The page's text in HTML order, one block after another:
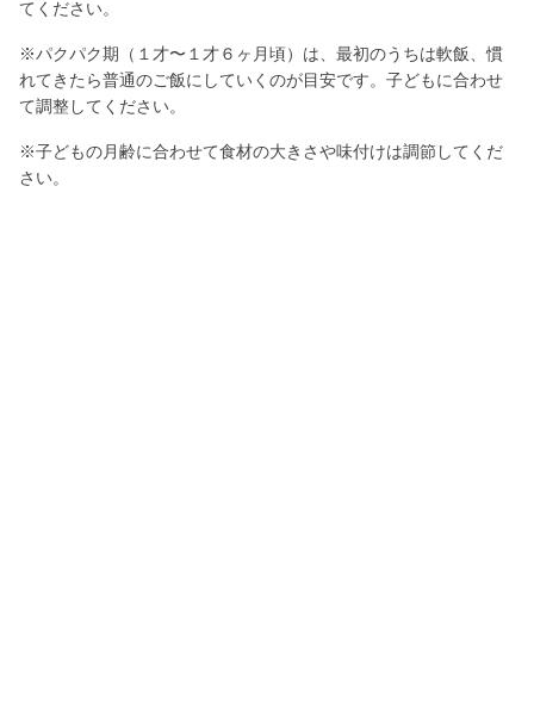
てください。
※パクパク期（１才〜１才６ヶ月頃）は、最初のうちは軟飯、慣
れてきたら普通のご飯にしていくのが目安です。子どもに合わせ
て調整してください。
※子どもの月齢に合わせて食材の大きさや味付けは調節してくだ
さい。